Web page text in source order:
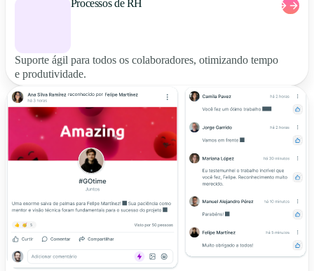
Processos de RH
Suporte ágil para todos os colaboradores, otimizando tempo
e produtividade.